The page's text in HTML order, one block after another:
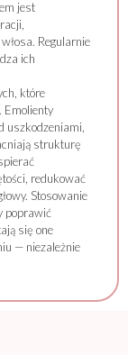
jest
Regularnie
ich
które
Emolienty
uszkodzeniami,
strukturę
redukować
Stosowanie
poprawić
się one
— niezależnie